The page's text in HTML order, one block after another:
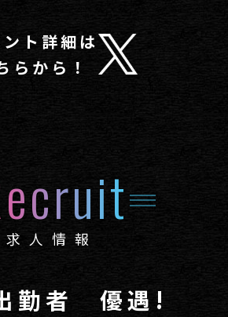
ト詳細は
らから！
求人情報
勤者 優遇!